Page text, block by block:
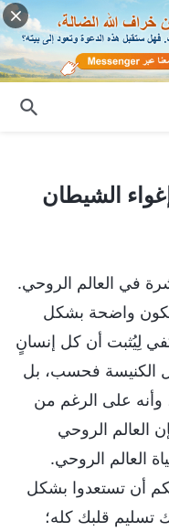
في العالم الروحي.
تكون واضحة بشكل
لِيُثبت أن كل إنسانٍ
الكنيسة فحسب، بل
على الرغم من
العالم الروحي
العالم الروحي.
أن تستعدوا بشكل
تسليم قلبك كله؛